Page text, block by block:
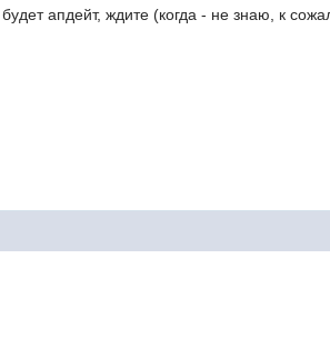
апдейт, ждите (когда - не знаю, к